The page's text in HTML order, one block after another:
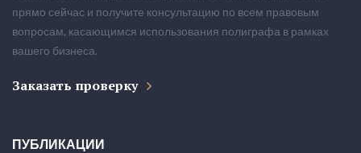
прямо сейчас и получите консультацию по всем правовым
вопросам, касающимся использования полиграфа в рамках
вашего бизнеса.
Заказать проверку
ПУБЛИКАЦИИ